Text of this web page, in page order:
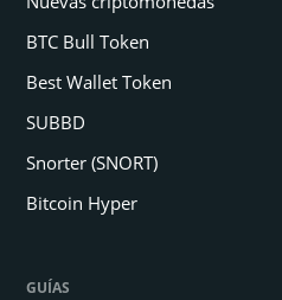
BTC Bull Token
Best Wallet Token
SUBBD
Snorter (SNORT)
Bitcoin Hyper
GUÍAS